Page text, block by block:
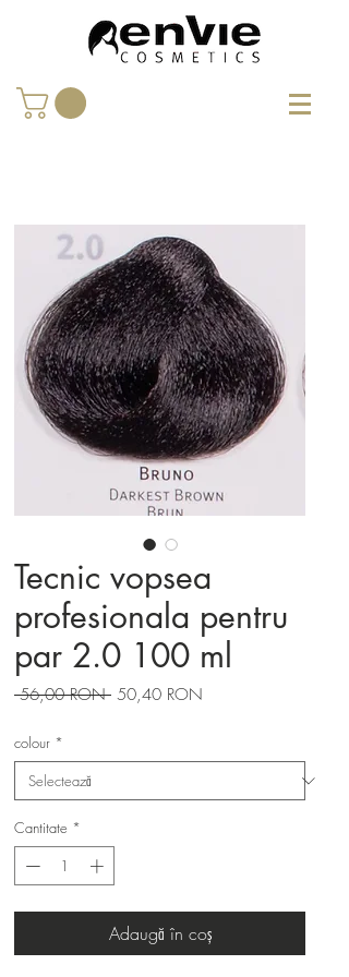
Tecnic vopsea
profesionala pentru
par 2.0 100 ml
56,00 RON Preț
50,40 RON
colour *
Cantitate *
Adaugă în coș